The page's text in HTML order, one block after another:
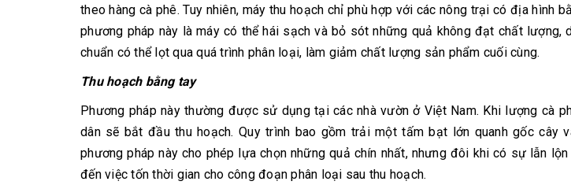
theo hàng cà phê. Tuy nhiên, máy thu hoạch chỉ phù hợp với các nông trại có địa hình
phương pháp này là máy có thể hái sạch và bỏ sót những quả không đạt chất lượng,
chuẩn có thể lọt qua quá trình phân loại, làm giảm chất lượng sản phẩm cuối cùng.
Thu hoạch bằng tay
Phương pháp này thường được sử dụng tại các nhà vườn ở Việt Nam. Khi lượng cà
dân sẽ bắt đầu thu hoạch. Quy trình bao gồm trải một tấm bạt lớn quanh gốc cây
phương pháp này cho phép lựa chọn những quả chín nhất, nhưng đôi khi có sự lẫn
đến việc tốn thời gian cho công đoạn phân loại sau thu hoạch.